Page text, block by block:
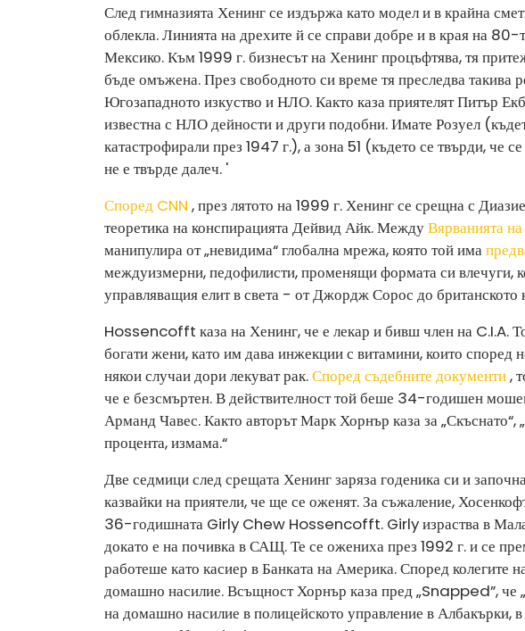
След гимназията Хенинг се издържа като модел и в крайна
облекла. Линията на дрехите й се справи добре и в края на
Мексико. Към 1999 г. бизнесът на Хенинг процъфтява, тя
бъде омъжена. През свободното си време тя преследва такива
Югозападното изкуство и НЛО. Както каза приятелят Питър
известна с НЛО дейности и други подобни. Имате Розуел
катастрофирали през 1947 г.), а зона 51 (където се твърди, че
не е твърде далеч. '
Според CNN , през лятото на 1999 г. Хенинг се срещна с
теоретика на конспирацията Дейвид Айк. МеждуВярванията
манипулира от „невидима“ глобална мрежа, която той има
междуизмерни, педофилисти, променящи формата си влечуги,
управляващия елит в света - от Джордж Сорос до британското
Hossencofft каза на Хенинг, че е лекар и бивш член на C.I.A.
богати жени, като им дава инжекции с витамини, които според
някои случаи дори лекуват рак.Според съдебните документи,
че е безсмъртен. В действителност той беше 34-годишен
Арманд Чавес. Както авторът Марк Хорнър каза за
процента, измама.“
Две седмици след срещата Хенинг заряза годеника си и
казвайки на приятели, че ще се оженят. За съжаление,
36-годишната Girly Chew Hossencofft. Girly израства в
докато е на почивка в САЩ. Те се ожениха през 1992 г. и се
работеше като касиер в Банката на Америка. Според колегите
домашно насилие. Всъщност Хорнър каза пред „Snapped”, че
на домашно насилие в полицейското управление в Албакърки,